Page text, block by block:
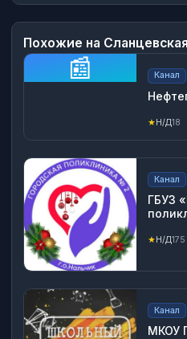
Похожие на
📰 Канал
★Н/Д18
Канал
ГБУЗ
★Н/Д175
Канал
МКОУ